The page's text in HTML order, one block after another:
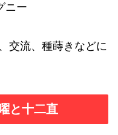
ニー
交流、種蒔きなどに
と十二直